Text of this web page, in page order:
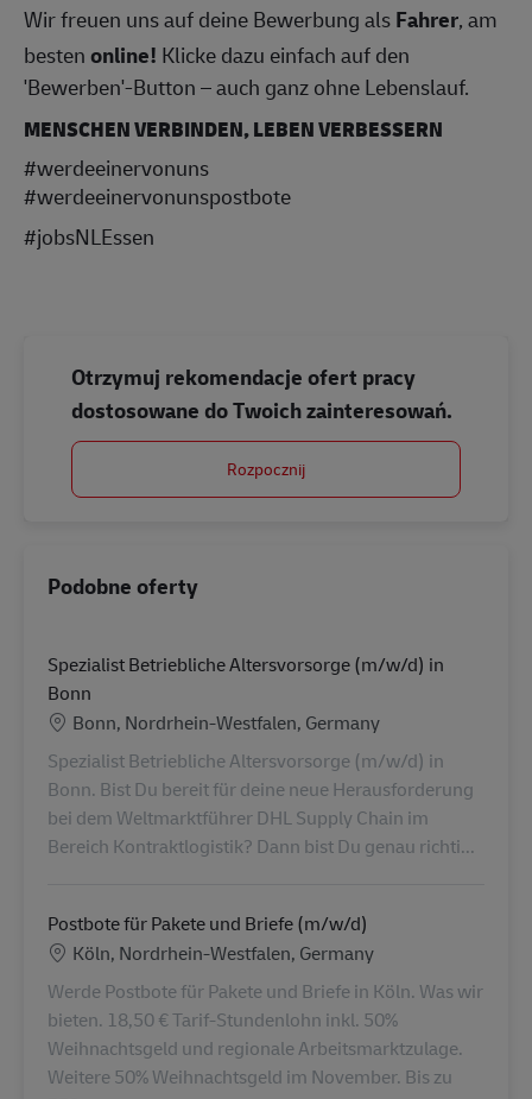
Wir freuen uns auf deine Bewerbung alsFahrer, am
bestenonline! Klicke dazu einfach auf den
'Bewerben'-Button – auch ganz ohne Lebenslauf.
MENSCHEN VERBINDEN, LEBEN VERBESSERN
#werdeeinervonuns
#werdeeinervonunspostbote
#jobsNLEssen
Otrzymuj rekomendacje ofert pracy
dostosowane do Twoich zainteresowań.
Rozpocznij
Podobne oferty
Spezialist Betriebliche Altersvorsorge (m/w/d) in
Bonn
Lokalizacja
Bonn, Nordrhein-Westfalen, Germany
Spezialist Betriebliche Altersvorsorge (m/w/d) in
Bonn. Bist Du bereit für deine neue Herausforderung
bei dem Weltmarktführer DHL Supply Chain im
Bereich Kontraktlogistik? Dann bist Du genau richti...
Postbote für Pakete und Briefe (m/w/d)
Lokalizacja
Köln, Nordrhein-Westfalen, Germany
Werde Postbote für Pakete und Briefe in Köln. Was wir
bieten. 18,50 € Tarif-Stundenlohn inkl. 50%
Weihnachtsgeld und regionale Arbeitsmarktzulage.
Weitere 50% Weihnachtsgeld im November. Bis zu